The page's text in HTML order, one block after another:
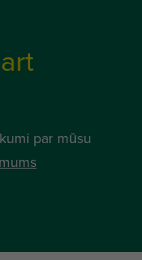
par mūsu